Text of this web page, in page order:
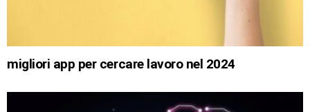
migliori app per cercare lavoro nel 2024